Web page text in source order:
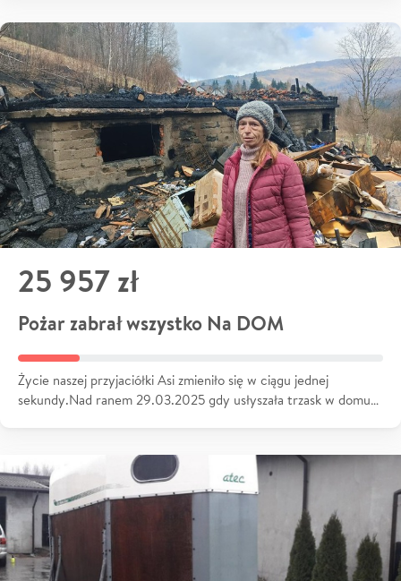
25 957 zł
Pożar zabrał wszystko Na DOM
Życie naszej przyjaciółki Asi zmieniło się w ciągu jednej
sekundy.Nad ranem 29.03.2025 gdy usłyszała trzask w domu…